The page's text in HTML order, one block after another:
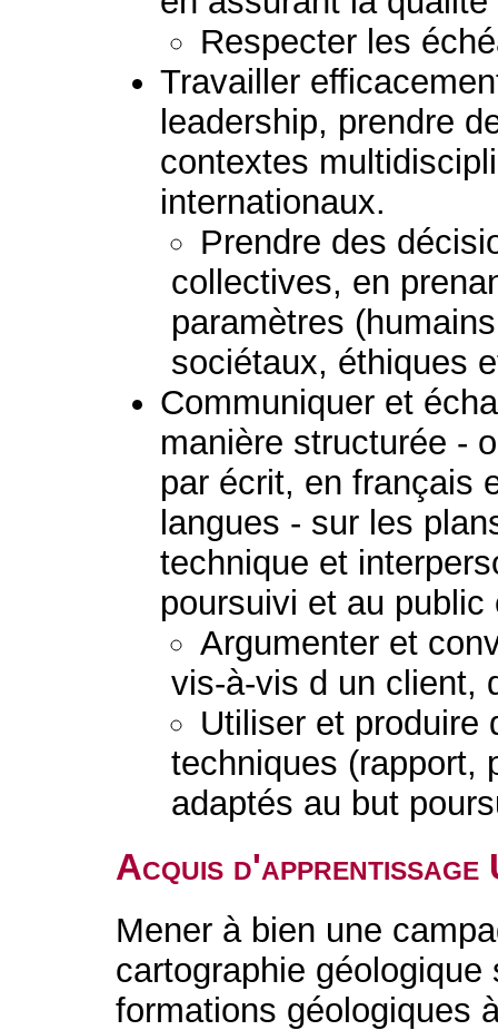
Respecter les
Travailler
leadership, prendre
contextes
internationaux.
Prendre des
collectives, en
paramètres
sociétaux, éthiques
Communiquer et
manière structurée -
par écrit, en français
langues - sur les
technique et
poursuivi et au public
Argumenter et
vis-à-vis d un client,
Utiliser et produire
techniques (rapport,
adaptés au but
Acquis d'apprentissage
Mener à bien une
cartographie
formations géologiques